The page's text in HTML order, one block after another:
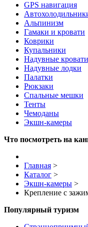
GPS навигация
Альпинизм
Гамаки и кровати
Коврики
Купальники
Надувные
Надувные лодки
Палатки
Рюкзаки
Спальные мешки
Тенты
Чемоданы
Экшн-камеры
Что посмотреть на
Главная >
Каталог >
Экшн-камеры >
Крепление с
Популярный туризм